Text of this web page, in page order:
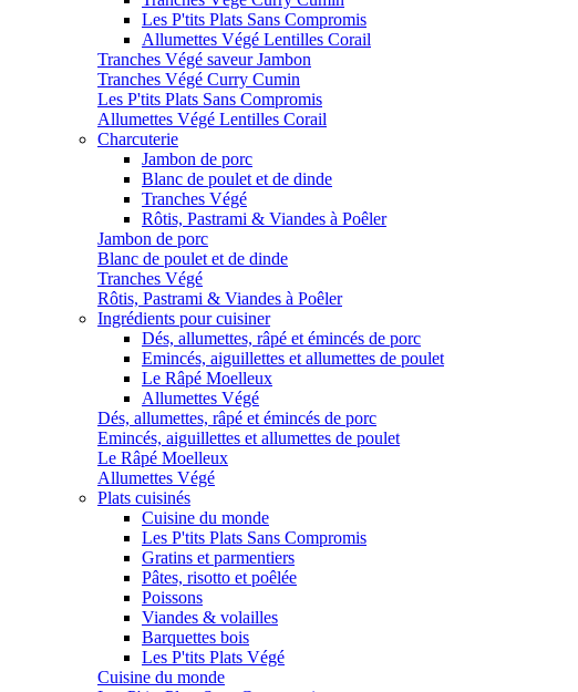
Les P'tits Plats Sans Compromis
Allumettes Végé Lentilles Corail
Tranches Végé saveur Jambon
Tranches Végé Curry Cumin
Les P'tits Plats Sans Compromis
Allumettes Végé Lentilles Corail
Charcuterie
Jambon de porc
Blanc de poulet et de dinde
Tranches Végé
Rôtis, Pastrami & Viandes à Poêler
Jambon de porc
Blanc de poulet et de dinde
Tranches Végé
Rôtis, Pastrami & Viandes à Poêler
Ingrédients pour cuisiner
Dés, allumettes, râpé et émincés de porc
Emincés, aiguillettes et allumettes de poulet
Le Râpé Moelleux
Allumettes Végé
Dés, allumettes, râpé et émincés de porc
Emincés, aiguillettes et allumettes de poulet
Le Râpé Moelleux
Allumettes Végé
Plats cuisinés
Cuisine du monde
Les P'tits Plats Sans Compromis
Gratins et parmentiers
Pâtes, risotto et poêlée
Poissons
Viandes & volailles
Barquettes bois
Les P'tits Plats Végé
Cuisine du monde